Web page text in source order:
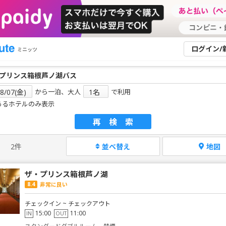
ミニッツ ログイン/
から一泊、大人
で利用
るホテルのみ表示
再検索
2件 並べ替え 地図
ザ・プリンス箱根芦ノ湖
8.4 非常に良い
チェックイン ~ チェックアウト
IN 15:00 OUT 11:00